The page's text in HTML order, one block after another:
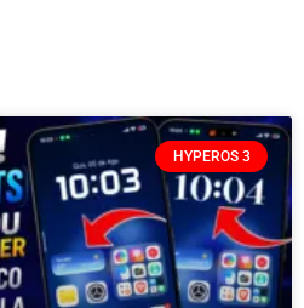
HYPEROS 3